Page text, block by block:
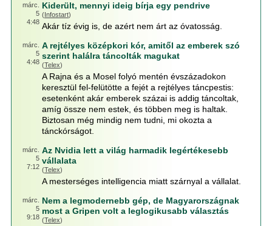
márc.
5
4:48
Kiderült, mennyi ideig bírja egy pendrive
(Infostart)
Akár tíz évig is, de azért nem árt az óvatosság.
márc.
5
4:48
A rejtélyes középkori kór, amitől az emberek szó
szerint halálra táncolták magukat
(Telex)
A Rajna és a Mosel folyó mentén évszázadokon
keresztül fel-felütötte a fejét a rejtélyes táncpestis:
esetenként akár emberek százai is addig táncoltak,
amíg össze nem estek, és többen meg is haltak.
Biztosan még mindig nem tudni, mi okozta a
tánckórságot.
márc.
5
7:12
Az Nvidia lett a világ harmadik legértékesebb
vállalata
(Telex)
A mesterséges intelligencia miatt szárnyal a vállalat.
márc.
5
9:18
Nem a legmodernebb gép, de Magyarországnak
most a Gripen volt a leglogikusabb választás
(Telex)